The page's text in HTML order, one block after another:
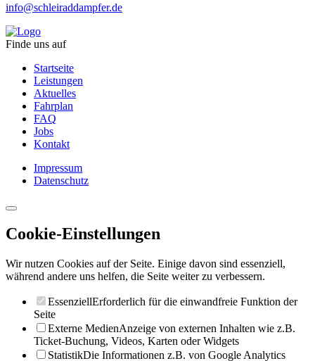
info@schleiraddampfer.de
Finde uns auf
Startseite
Leistungen
Aktuelles
Fahrplan
FAQ
Jobs
Kontakt
Impressum
Datenschutz
Cookie-Einstellungen
Wir nutzen Cookies auf der Seite. Einige davon sind essenziell,
während andere uns helfen, die Seite weiter zu verbessern.
EssenziellErforderlich für die einwandfreie Funktion der
Seite
Externe MedienAnzeige von externen Inhalten wie z.B.
Ticket-Buchung, Videos, Karten oder Widgets
StatistikDie Informationen z.B. von Google Analytics